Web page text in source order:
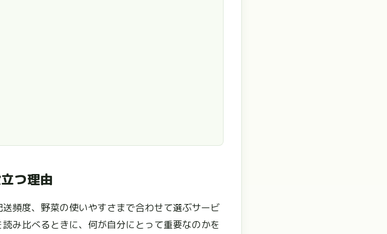
つ理由
頻度、野菜の使いやすさまで合わせて選ぶサービ
み比べるときに、何が自分にとって重要なのかを